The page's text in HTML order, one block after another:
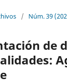
/ Núm. 39
de